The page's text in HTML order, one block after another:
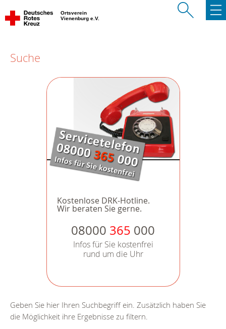
Ortsverein
Vienenburg e.V.
Suche
Kostenlose DRK-Hotline.
Wir beraten Sie gerne.
08000 365 000
Infos für Sie kostenfrei
rund um die Uhr
Geben Sie hier Ihren Suchbegriff ein. Zusätzlich haben Sie
die Möglichkeit ihre Ergebnisse zu filtern.